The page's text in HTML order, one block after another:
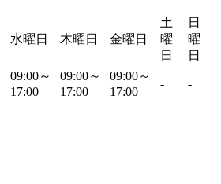
水曜日 木曜日 金曜日
土
曜
日
日
曜
日
09:00～
17:00
09:00～
17:00
09:00～
17:00
- -